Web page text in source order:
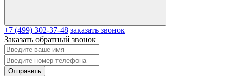
+7 (499) 302-37-48 заказать звонок
Заказать обратный звонок
Отправить